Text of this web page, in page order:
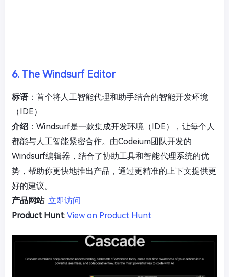
6. The Windsurf Editor
标语：首个将人工智能代理和助手结合的智能开发环境
（IDE）
介绍 ：Windsurf是一款集成开发环境（IDE），让每个人
都能与人工智能紧密合作。由Codeium团队开发的
Windsurf编辑器，结合了协助工具和智能代理系统的优
势，帮助你更快地推出产品，通过更精准的上下文提供更
好的建议。
产品网站: 立即访问
Product Hunt: View on Product Hunt